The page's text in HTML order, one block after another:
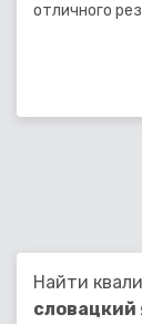
отличного
Найти
словацкий